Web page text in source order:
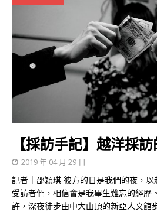
【採訪手記】越洋採
2019 年 04 月 29 日
記者｜邵穎琪 彼方的日是我們的夜，
受訪者們，相信會是我畢生難忘的經歷
許，深夜徒步由中大山頂的新亞人文館